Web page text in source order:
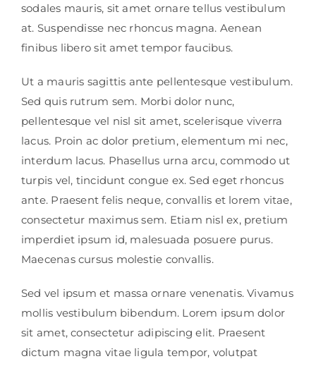
sodales mauris, sit amet ornare tellus vestibulum
at. Suspendisse nec rhoncus magna. Aenean
finibus libero sit amet tempor faucibus.
Ut a mauris sagittis ante pellentesque vestibulum.
Sed quis rutrum sem. Morbi dolor nunc,
pellentesque vel nisl sit amet, scelerisque viverra
lacus. Proin ac dolor pretium, elementum mi nec,
interdum lacus. Phasellus urna arcu, commodo ut
turpis vel, tincidunt congue ex. Sed eget rhoncus
ante. Praesent felis neque, convallis et lorem vitae,
consectetur maximus sem. Etiam nisl ex, pretium
imperdiet ipsum id, malesuada posuere purus.
Maecenas cursus molestie convallis.
Sed vel ipsum et massa ornare venenatis. Vivamus
mollis vestibulum bibendum. Lorem ipsum dolor
sit amet, consectetur adipiscing elit. Praesent
dictum magna vitae ligula tempor, volutpat